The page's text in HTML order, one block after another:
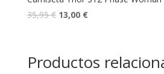
35,95€ 13,00 €
Productos